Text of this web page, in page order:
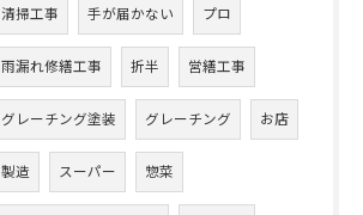
清掃工事 手が届かない プロ
雨漏れ修繕工事 折半 営繕工事
グレーチング塗装 グレーチング お店
製造 スーパー 惣菜